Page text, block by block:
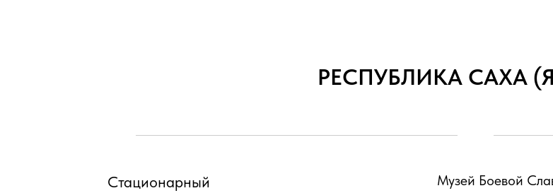
РЕСПУБЛИКА САХА
Стационарный
Музей Боевой